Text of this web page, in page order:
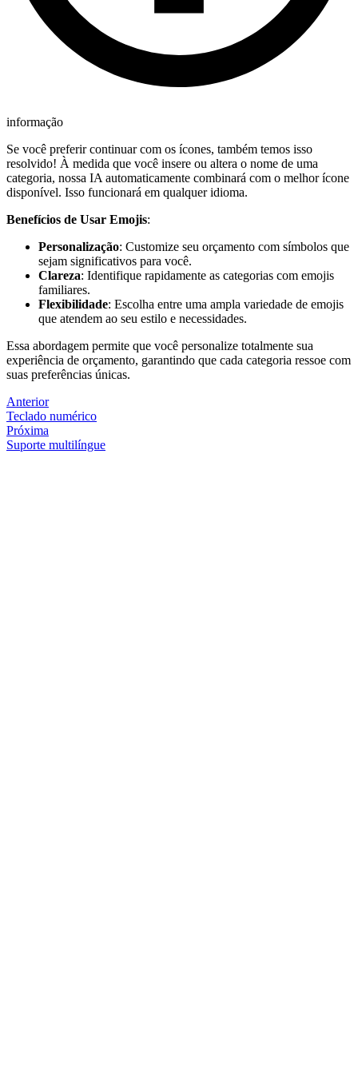
informação
Se você preferir continuar com os ícones, também temos isso
resolvido! À medida que você insere ou altera o nome de uma
categoria, nossa IA automaticamente combinará com o melhor ícone
disponível. Isso funcionará em qualquer idioma.
Benefícios de Usar Emojis:
Personalização: Customize seu orçamento com símbolos que
sejam significativos para você.
Clareza: Identifique rapidamente as categorias com emojis
familiares.
Flexibilidade: Escolha entre uma ampla variedade de emojis
que atendem ao seu estilo e necessidades.
Essa abordagem permite que você personalize totalmente sua
experiência de orçamento, garantindo que cada categoria ressoe com
suas preferências únicas.
Anterior
Teclado numérico
Próxima
Suporte multilíngue